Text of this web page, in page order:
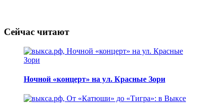
Сейчас читают
Ночной «концерт» на ул. Красные Зори